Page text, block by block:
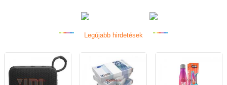
Legújabb hirdetések